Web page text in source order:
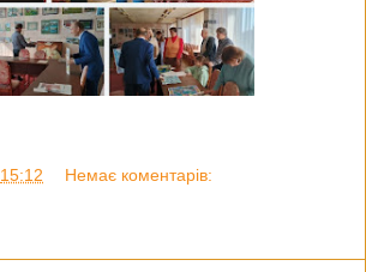
15:12 Немає коментарів: